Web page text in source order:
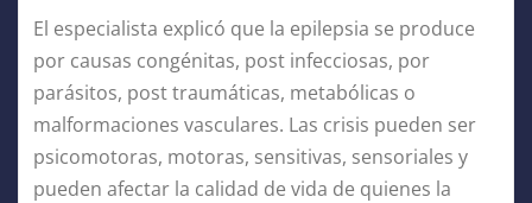
El especialista explicó que la epilepsia se produce
por causas congénitas, post infecciosas, por
parásitos, post traumáticas, metabólicas o
malformaciones vasculares. Las crisis pueden ser
psicomotoras, motoras, sensitivas, sensoriales y
pueden afectar la calidad de vida de quienes la